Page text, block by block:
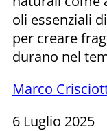
oli essenziali
per creare
durano nel
Marco
6 Luglio 2025